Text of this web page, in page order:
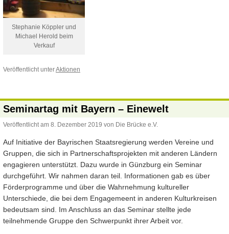
Stephanie Köppler und
Michael Herold beim
Verkauf
Veröffentlicht unterAktionen
Seminartag mit Bayern – Einewelt
Veröffentlicht am 8. Dezember 2019 von Die Brücke e.V.
Auf Initiative der Bayrischen Staatsregierung werden Vereine und
Gruppen, die sich in Partnerschaftsprojekten mit anderen Ländern
engagieren unterstützt. Dazu wurde in Günzburg ein Seminar
durchgeführt. Wir nahmen daran teil. Informationen gab es über
Förderprogramme und über die Wahrnehmung kultureller
Unterschiede, die bei dem Engagemeent in anderen Kulturkreisen
bedeutsam sind. Im Anschluss an das Seminar stellte jede
teilnehmende Gruppe den Schwerpunkt ihrer Arbeit vor.